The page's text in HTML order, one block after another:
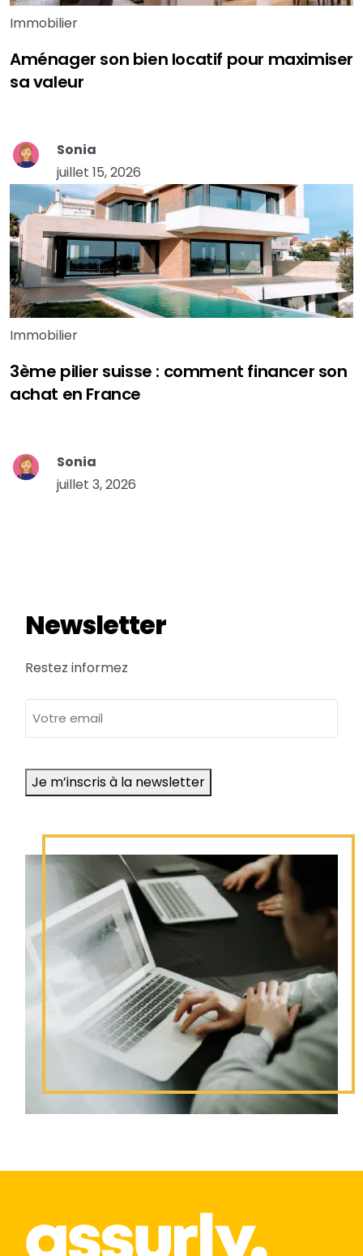
Immobilier
Aménager son bien locatif pour maximiser
sa valeur
Sonia
juillet 15, 2026
Immobilier
3ème pilier suisse : comment financer son
achat en France
Sonia
juillet 3, 2026
Newsletter
Restez informez
e-
Je m’inscris à la newsletter